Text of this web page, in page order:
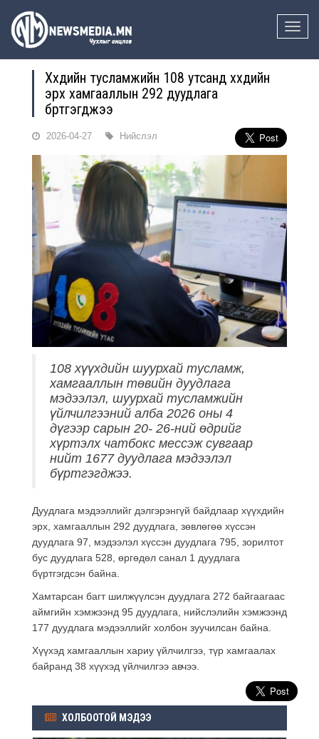
Toggle
Хүүхдийн тусламжийн 108 утсанд хүүхдийн
эрх хамгааллын 292 дуудлага
бүртгэгджээ
2026-04-27 Нийслэл
108 хүүхдийн шуурхай тусламж,
хамгааллын төвийн дуудлага
мэдээлэл, шуурхай тусламжийн
үйлчилгээний алба 2026 оны 4
дүгээр сарын 20- 26-ний өдрийг
хүртэлх чатбокс мессэж сувгаар
нийт 1677 дуудлага мэдээлэл
бүртгэгджээ.
Дуудлага мэдээллийг дэлгэрэнгүй байдлаар хүүхдийн
эрх, хамгааллын 292 дуудлага, зөвлөгөө хүссэн
дуудлага 97, мэдээлэл хүссэн дуудлага 795, зорилтот
бус дуудлага 528, өргөдөл санал 1 дуудлага
бүртгэгдсэн байна.
Хамтарсан багт шилжүүлсэн дуудлага 272 байгаагаас
аймгийн хэмжээнд 95 дуудлага, нийслэлийн хэмжээнд
177 дуудлага мэдээллийг холбон зуучилсан байна.
Хүүхэд хамгааллын хариу үйлчилгээ, түр хамгаалах
байранд 38 хүүхэд үйлчилгээ авчээ.
ХОЛБООТОЙ МЭДЭЭ